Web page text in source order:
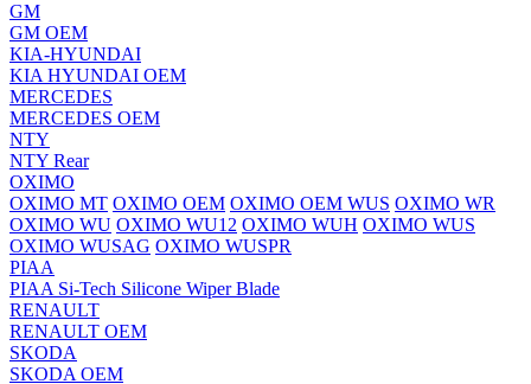
GM
GM OEM
KIA-HYUNDAI
KIA HYUNDAI OEM
MERCEDES
MERCEDES OEM
NTY
NTY Rear
OXIMO
OXIMO MT OXIMO OEM OXIMO OEM WUS OXIMO WR
OXIMO WU OXIMO WU12 OXIMO WUH OXIMO WUS
OXIMO WUSAG OXIMO WUSPR
PIAA
PIAA Si-Tech Silicone Wiper Blade
RENAULT
RENAULT OEM
SKODA
SKODA OEM